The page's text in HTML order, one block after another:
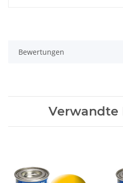
Bewertungen
Verwandte